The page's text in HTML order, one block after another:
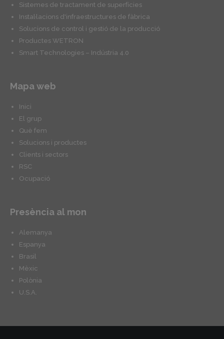
Sistemes de tractament de superfícies
Instal·lacions d'infraestructures de fàbrica
Solucions de control i gestió de la producció
Productes WETRON
Smart Technologies – Indústria 4.0
Mapa web
Inici
El grup
Què fem
Solucions i productes
Clients i sectors
RSC
Ocupació
Presència al mon
Alemanya
Espanya
Brasil
Mèxic
Polònia
U.S.A.